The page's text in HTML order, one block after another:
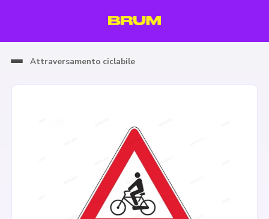
Attraversamento ciclabile